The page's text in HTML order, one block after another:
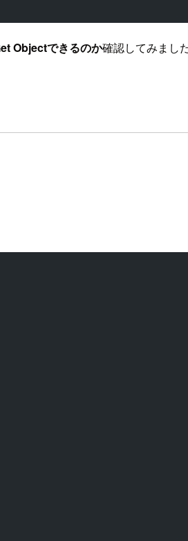
Objectできるのか確認してみまし